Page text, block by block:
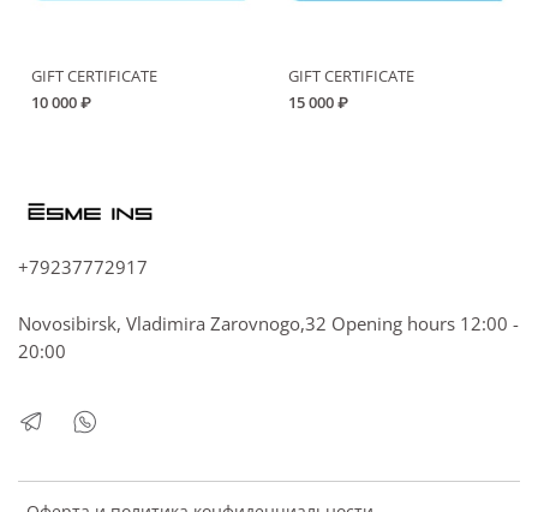
GIFT CERTIFICATE
10 000 ₽
GIFT CERTIFICATE
15 000 ₽
+79237772917
Novosibirsk, Vladimira Zarovnogo,32 Opening hours 12:00 -
20:00